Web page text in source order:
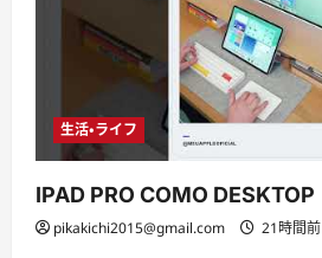
生活・ライフ
IPAD PRO COMO DESKTOP
pikakichi2015@gmail.com 21時間前